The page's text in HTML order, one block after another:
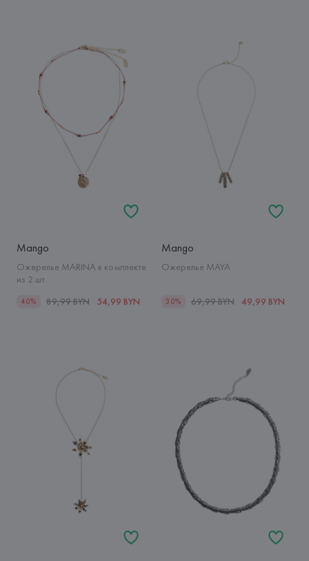
Mango
Ожерелье MARINA в комплекте
из 2 шт
40% 89,99 BYN 54,99 BYN
Mango
Ожерелье MAYA
30% 69,99 BYN 49,99 BYN